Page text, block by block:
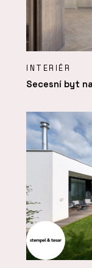
INTERIÉR
Secesní byt